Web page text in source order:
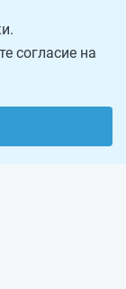
согласие на